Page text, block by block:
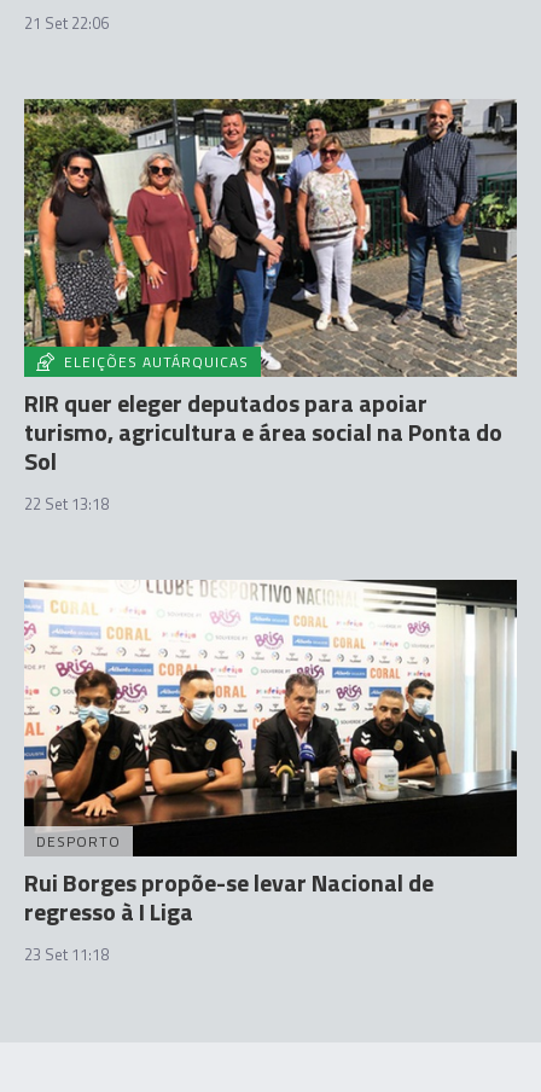
21 Set 22:06
ELEIÇÕES AUTÁRQUICAS
RIR quer eleger deputados para apoiar
turismo, agricultura e área social na Ponta do
Sol
22 Set 13:18
DESPORTO
Rui Borges propõe-se levar Nacional de
regresso à I Liga
23 Set 11:18